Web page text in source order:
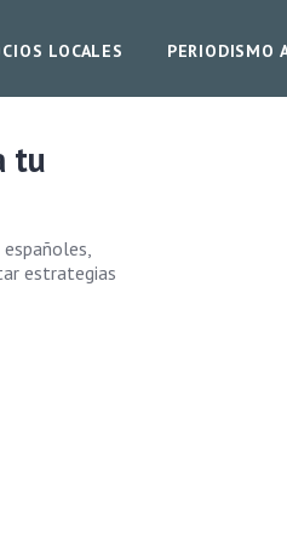
LOCALES PERIODISMO
tu
estrategias